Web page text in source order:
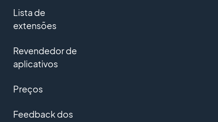
Lista de
extensões
Revendedor de
aplicativos
Preços
Feedback dos